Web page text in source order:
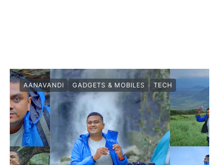
AANAVANDI GADGETS & MOBILES TECH